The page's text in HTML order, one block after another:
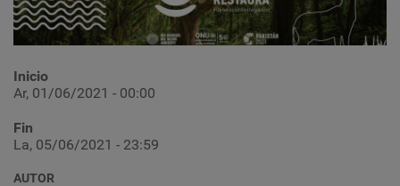
Inicio
Ar, 01/06/2021 - 00:00
Fin
La, 05/06/2021 - 23:59
AUTOR